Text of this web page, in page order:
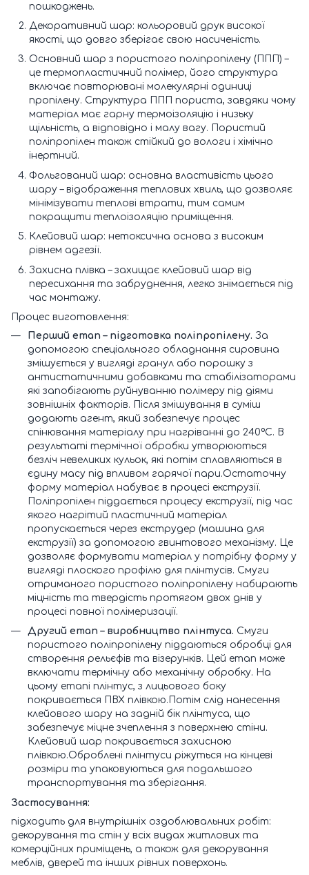
пошкоджень.
Декоративний шар: кольоровий друк високої
якості, що довго зберігає свою насиченість.
Основний шар з пористого поліпропілену (ППП) –
це термопластичний полімер, його структура
включає повторювані молекулярні одиниці
пропілену. Структура ППП пориста, завдяки чому
матеріал має гарну термоізоляцію і низьку
щільність, а відповідно і малу вагу. Пористий
поліпропілен також стійкий до вологи і хімічно
інертний.
Фольгований шар: основна властивість цього
шару – відображення теплових хвиль, що дозволяє
мінімізувати теплові втрати, тим самим
покращити теплоізоляцію приміщення.
Клейовий шар: нетоксична основа з високим
рівнем адгезії.
Захисна плівка – захищає клейовий шар від
пересихання та забруднення, легко знімається під
час монтажу.
Процес виготовлення:
Перший етап – підготовка поліпропілену. За
допомогою спеціального обладнання сировина
змішується у вигляді гранул або порошку з
антистатичними добавками та стабілізаторами
які запобігають руйнуванню полімеру під діями
зовнішніх факторів. Після змішування в суміш
додають агент, який забезпечує процес
спінювання матеріалу при нагріванні до 240ºС. В
результаті термічної обробки утворюються
безліч невеликих кульок, які потім сплавляються в
єдину масу під впливом гарячої пари.Остаточну
форму матеріал набуває в процесі екструзії.
Поліпропілен піддається процесу екструзії, під час
якого нагрітий пластичний матеріал
пропускається через екструдер (машина для
екструзії) за допомогою гвинтового механізму. Це
дозволяє формувати матеріал у потрібну форму у
вигляді плоского профілю для плінтусів. Смуги
отриманого пористого поліпропілену набирають
міцність та твердість протягом двох днів у
процесі повної полімеризації.
Другий етап – виробництво плінтуса. Смуги
пористого поліпропілену піддаються обробці для
створення рельєфів та візерунків. Цей етап може
включати термічну або механічну обробку. На
цьому етапі плінтус, з лицьового боку
покривається ПВХ плівкою.Потім слід нанесення
клейового шару на задній бік плінтуса, що
забезпечує міцне зчеплення з поверхнею стіни.
Клейовий шар покривається захисною
плівкою.Оброблені плінтуси ріжуться на кінцеві
розміри та упаковуються для подальшого
транспортування та зберігання.
Застосування:
підходить для внутрішніх оздоблювальних робіт:
декорування та стін у всіх видах житлових та
комерційних приміщень, а також для декорування
меблів, дверей та інших рівних поверхонь.